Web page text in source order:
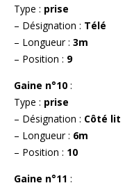
Type : prise
– Désignation : Télé
– Longueur : 3m
– Position : 9
Gaine n°10 :
Type : prise
– Désignation : Côté lit
– Longueur : 6m
– Position : 10
Gaine n°11 :